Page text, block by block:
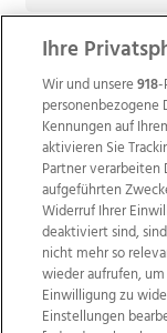
Wir über uns
Ihre
Wir und unsere918-
Kennungen auf
aktivieren Sie
Partner
aufgeführten
Widerruf Ihrer
deaktiviert sind,
nicht mehr so
wieder aufrufen,
Einwilligung zu
Einstellungen